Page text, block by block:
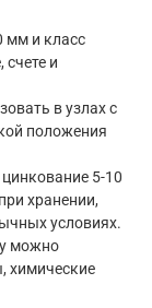
мм и класс
и
в узлах с
положения
5-10
хранении,
условиях.
можно
химические